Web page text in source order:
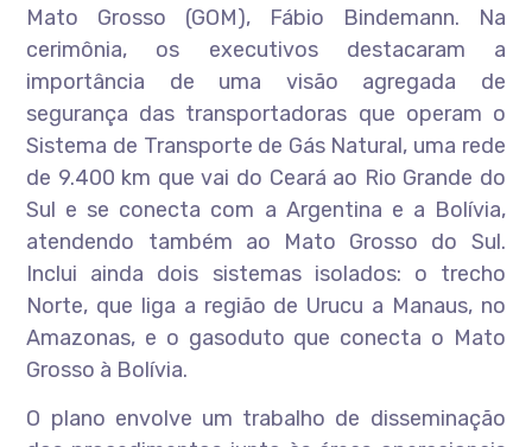
Mato Grosso (GOM), Fábio Bindemann. Na
cerimônia, os executivos destacaram a
importância de uma visão agregada de
segurança das transportadoras que operam o
Sistema de Transporte de Gás Natural, uma rede
de 9.400 km que vai do Ceará ao Rio Grande do
Sul e se conecta com a Argentina e a Bolívia,
atendendo também ao Mato Grosso do Sul.
Inclui ainda dois sistemas isolados: o trecho
Norte, que liga a região de Urucu a Manaus, no
Amazonas, e o gasoduto que conecta o Mato
Grosso à Bolívia.
O plano envolve um trabalho de disseminação